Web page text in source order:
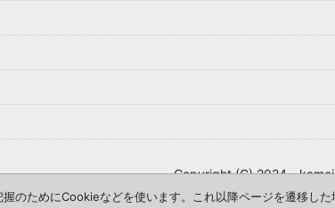
Copyright (C) 2024
のためにCookieなどを使います。これ以降ページを遷移し